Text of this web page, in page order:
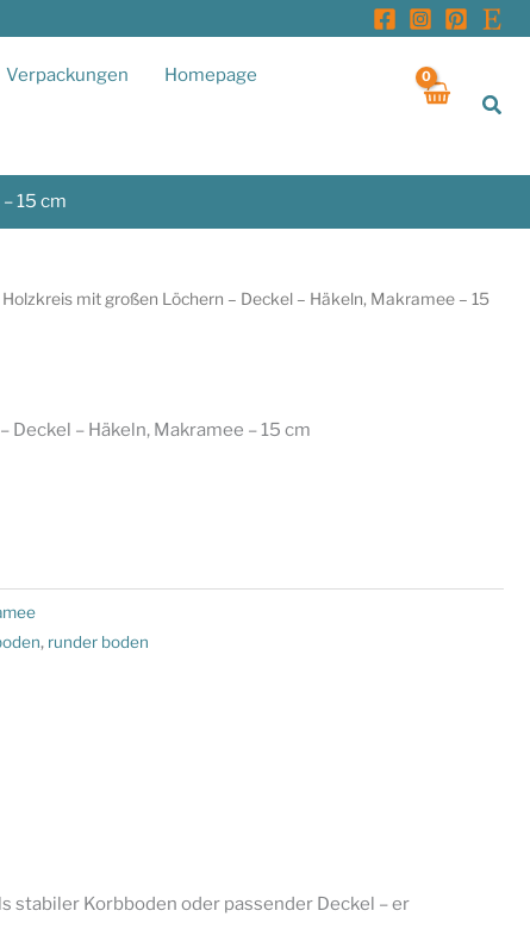
Verpackungen Homepage
15 cm
mit großen Löchern – Deckel – Häkeln, Makramee – 15
– Häkeln, Makramee – 15 cm
, runder boden
stabiler Korbboden oder passender Deckel – er